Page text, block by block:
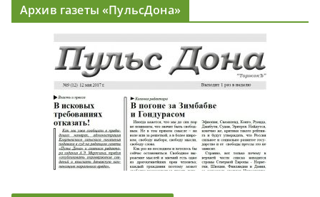
Архив газеты «ПульсДона»